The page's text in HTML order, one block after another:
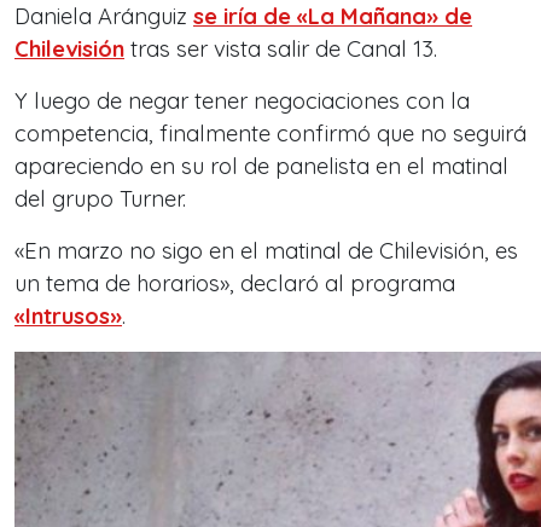
Daniela Aránguiz se iría de «La Mañana» de
Chilevisión tras ser vista salir de Canal 13.
Y luego de negar tener negociaciones con la
competencia, finalmente confirmó que no seguirá
apareciendo en su rol de panelista en el matinal
del grupo Turner.
«En marzo no sigo en el matinal de Chilevisión, es
un tema de horarios», declaró al programa
«Intrusos».